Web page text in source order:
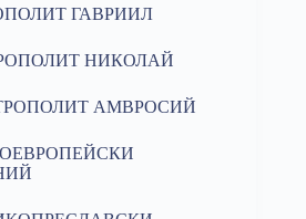
ГАВРИИЛ
НИКОЛАЙ
АМВРОСИЙ